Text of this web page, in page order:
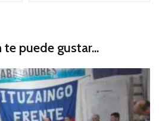
te puede gustar...